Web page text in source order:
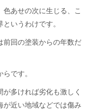
あせの次に生じる、こ
いうわけです。
前回の塗装からの年数だ
です。
多ければ劣化も激しく
近い地域などでは傷み